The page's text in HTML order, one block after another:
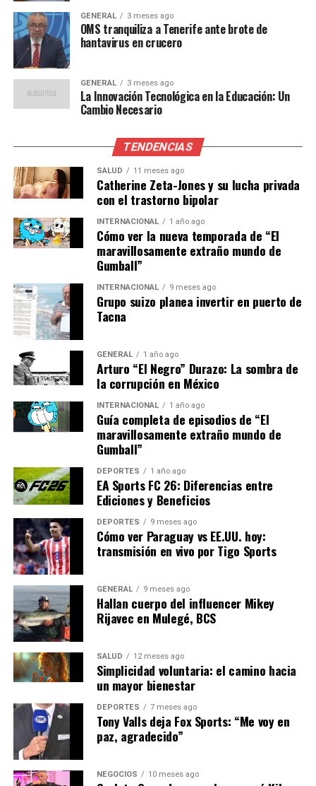
En comparación con otros países europeos, España
tiene una ventaja competitiva en energía solar debido a
su clima soleado. Alemania, por ejemplo, ha sido un líder
en energía eólica, pero carece de las condiciones
óptimas para la energía solar que tiene España.
Implicaciones y Análisis Futuro
La expansión de las energías renovables no solo tiene
implicaciones ambientales, sino también económicas. Se
espera que la inversión en infraestructuras renovables
genere miles de empleos y estimule el crecimiento
económico en regiones que han sufrido el declive de las
industrias tradicionales.
Además, el plan podría reducir significativamente la
dependencia de España de las importaciones de energía,
fortaleciendo la seguridad energética del país. “A medida
que aumentamos nuestra capacidad de energía
renovable, reducimos nuestra vulnerabilidad a las
fluctuaciones del mercado energético global”, afirmó
Ribera.
Mirando hacia el futuro, el éxito de este plan dependerá
de la colaboración entre el gobierno, la industria y la
sociedad civil. La implementación efectiva requerirá no
solo inversiones financieras, sino también cambios en
las políticas y la infraestructura para apoyar la
transición.
En conclusión, el compromiso de España con la energía
renovable representa un paso crucial hacia un futuro
más sostenible y resiliente. Con el apoyo adecuado, el
país podría convertirse en un modelo a seguir para
otras naciones en la lucha contra el cambio climático.
NOTICIAS RELACIONADAS:
SIGUIENTE
La Innovación Tecnológica en Educación: Un Futuro
Prometedor
Renuncia en The Washington Post tras recortes masivos
GENERAL 3 meses ago
OMS tranquiliza a Tenerife ante brote de
hantavirus en crucero
GENERAL 3 meses ago
La Innovación Tecnológica en la Educación: Un
Cambio Necesario
TENDENCIAS
SALUD 11 meses ago
Catherine Zeta-Jones y su lucha privada
con el trastorno bipolar
INTERNACIONAL 1 año ago
Cómo ver la nueva temporada de “El
maravillosamente extraño mundo de
Gumball”
INTERNACIONAL 9 meses ago
Grupo suizo planea invertir en puerto de
Tacna
GENERAL 1 año ago
Arturo “El Negro” Durazo: La sombra de
la corrupción en México
INTERNACIONAL 1 año ago
Guía completa de episodios de “El
maravillosamente extraño mundo de
Gumball”
DEPORTES 1 año ago
EA Sports FC 26: Diferencias entre
Ediciones y Beneficios
DEPORTES 9 meses ago
Cómo ver Paraguay vs EE.UU. hoy:
transmisión en vivo por Tigo Sports
GENERAL 9 meses ago
Hallan cuerpo del influencer Mikey
Rijavec en Mulegé, BCS
SALUD 12 meses ago
Simplicidad voluntaria: el camino hacia
un mayor bienestar
DEPORTES 7 meses ago
Tony Valls deja Fox Sports: “Me voy en
paz, agradecido”
NEGOCIOS 10 meses ago